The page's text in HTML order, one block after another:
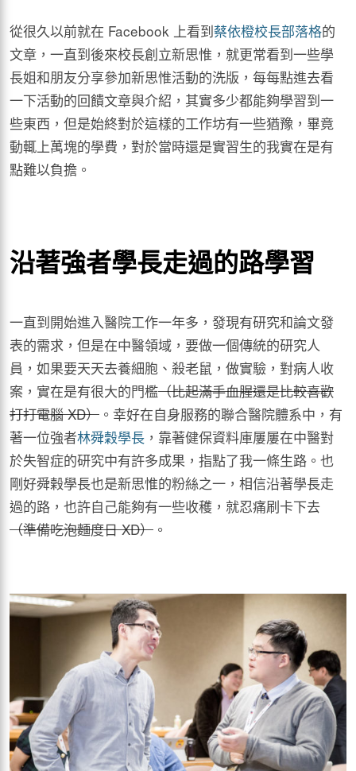
從很久以前就在 Facebook 上看到蔡依橙校長部落格的
文章，一直到後來校長創立新思惟，就更常看到一些學
長姐和朋友分享參加新思惟活動的洗版，每每點進去看
一下活動的回饋文章與介紹，其實多少都能夠學習到一
些東西，但是始終對於這樣的工作坊有一些猶豫，畢竟
動輒上萬塊的學費，對於當時還是實習生的我實在是有
點難以負擔。
沿著強者學長走過的路學習
一直到開始進入醫院工作一年多，發現有研究和論文發
表的需求，但是在中醫領域，要做一個傳統的研究人
員，如果要天天去養細胞、殺老鼠，做實驗，對病人收
案，實在是有很大的門檻（比起滿手血腥還是比較喜歡
打打電腦 XD） 。幸好在自身服務的聯合醫院體系中，有
著一位強者林舜穀學長 ，靠著健保資料庫屢屢在中醫對
於失智症的研究中有許多成果，指點了我一條生路。也
剛好舜榖學長也是新思惟的粉絲之一，相信沿著學長走
過的路，也許自己能夠有一些收穫，就忍痛刷卡下去
（準備吃泡麵度日 XD） 。